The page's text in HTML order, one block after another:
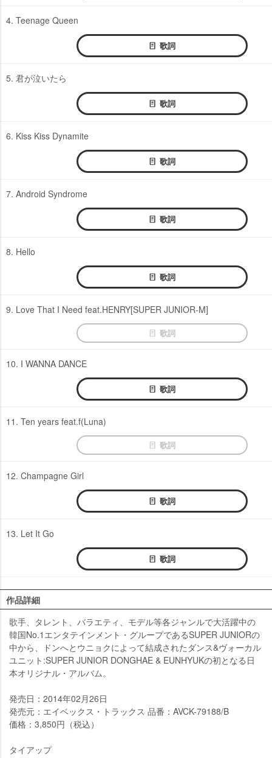
4. Teenage Queen
歌詞
5. 君が泣いたら
歌詞
6. Kiss Kiss Dynamite
歌詞
7. Android Syndrome
歌詞
8. Hello
歌詞
9. Love That I Need feat.HENRY[SUPER JUNIOR-M]
歌詞
10. I WANNA DANCE
歌詞
11. Ten years feat.f(Luna)
歌詞
12. Champagne Girl
歌詞
13. Let It Go
歌詞
作品詳細
歌手、タレント、バラエティ、モデル等各ジャンルで大活躍中の
韓国No.1エンタテインメント・グループであるSUPER JUNIORの
中から、ドンへとウニョクによって結成されたダンス&ヴォーカル
ユニット:SUPER JUNIOR DONGHAE & EUNHYUKの初となる日
本オリジナル・アルバム。
発売日：2014年02月26日
発売元：エイベックス・トラックス 品番：AVCK-79188/B
価格：3,850円（税込）
タイアップ